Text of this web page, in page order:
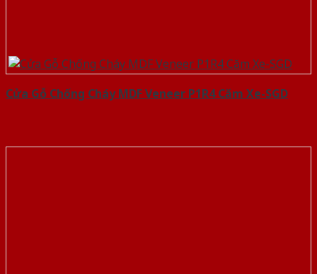
Cửa Gỗ Chống Cháy MDF Veneer P1R4 Căm Xe-SGD